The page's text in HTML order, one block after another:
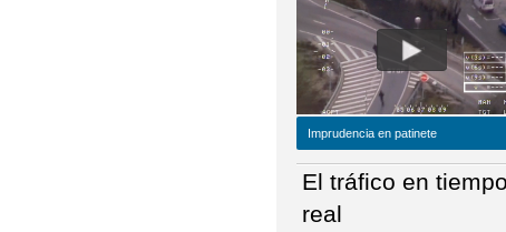
NÚMERO ACTUAL
Imprudencia en patinete
El tráfico en tiempo
real